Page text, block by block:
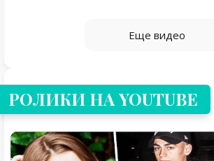
Еще видео
РОЛИКИ НА YOUTUBE